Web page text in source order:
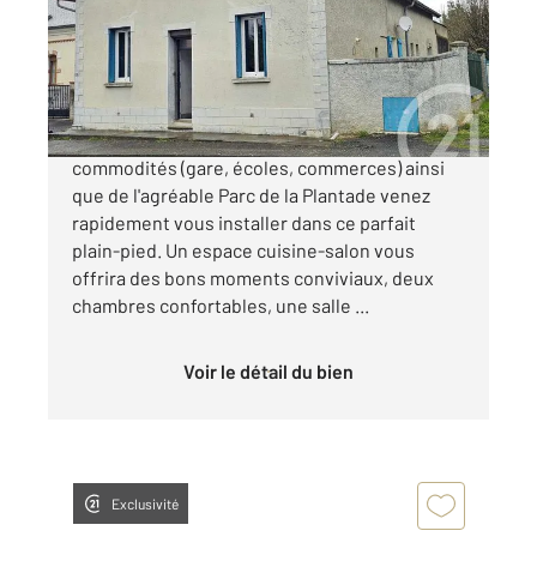
Maison à vendre
139 900 €
- LANNEMEZAN - A proximité de toutes
commodités (gare, écoles, commerces) ainsi
que de l'agréable Parc de la Plantade venez
rapidement vous installer dans ce parfait
plain-pied. Un espace cuisine-salon vous
offrira des bons moments conviviaux, deux
chambres confortables, une salle ...
Voir le détail du bien
Exclusivité